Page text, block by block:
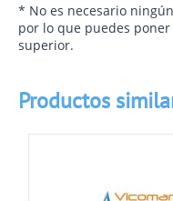
* No es necesario
por lo que puedes
superior.
Productos